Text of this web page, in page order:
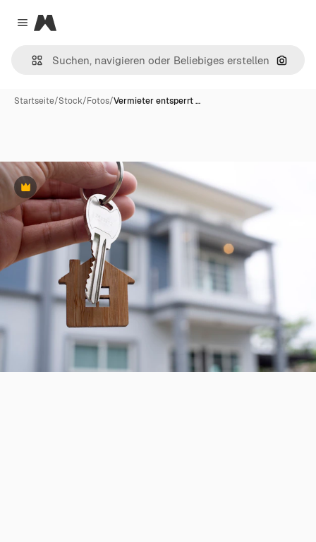
Close menu
Magnific
Nach
Startseite/Stock/Fotos/Vermieter entsperrt …
Premium